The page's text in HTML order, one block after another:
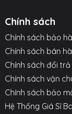
Chính sách
Chính sách bảo
Chính sách bán
Chính sách đổi trả
Chính sách vận
Chính sách bảo
Hệ Thống Giá Sỉ